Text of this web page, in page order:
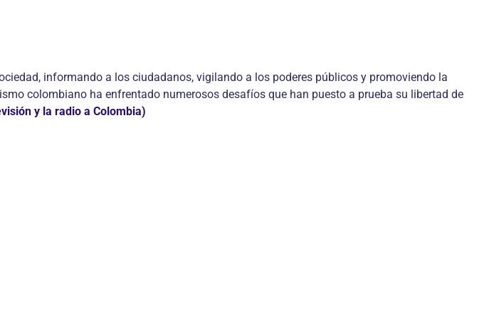
informando a los ciudadanos, vigilando a los poderes públicos y promoviendo la
colombiano ha enfrentado numerosos desafíos que han puesto a prueba su libertad de
y la radio a Colombia)